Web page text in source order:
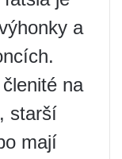
a
na
starší
mají